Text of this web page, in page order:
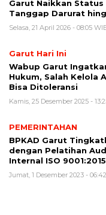
Garut Naikkan Status
Tanggap Darurat
Selasa, 21 April 2026 - 08:05
Garut Hari Ini
Wabup Garut
Hukum, Salah Kelola
Bisa Ditoleransi
Kamis, 25 Desember 2025 -
PEMERINTAHAN
BPKAD Garut
dengan Pelatihan
Internal ISO 9001:2015
Jumat, 1 Desember 2023 -